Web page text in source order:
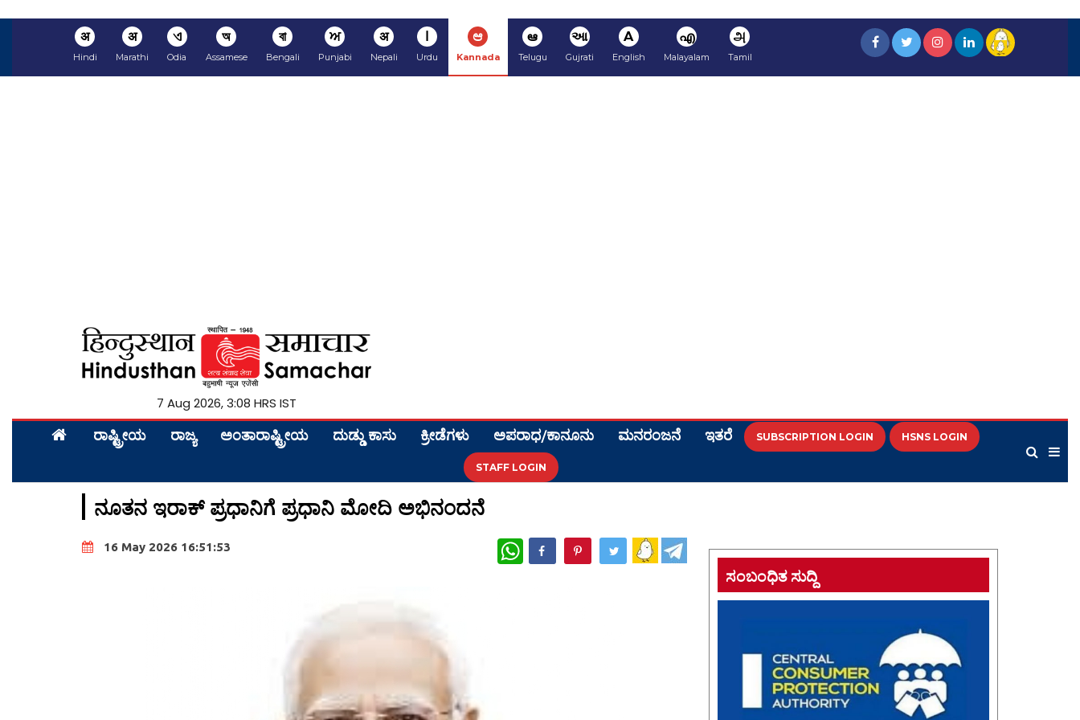
अ
Hindi
अ
Marathi
ଏ
Odia
অ
Assamese
বা
Bengali
ਅ
Punjabi
अ
Nepali
ا
Urdu
ಆ
Kannada
ఆ
Telugu
આ
Gujrati
A
English
എ
Malayalam
அ
Tamil
7 Aug 2026, 3:08 HRS IST
ರಾಷ್ಟ್ರೀಯ ರಾಜ್ಯ ಅಂತಾರಾಷ್ಟ್ರೀಯ ದುಡ್ಡು ಕಾಸು ಕ್ರೀಡೆಗಳು ಅಪರಾಧ/ಕಾನೂನು ಮನರಂಜನೆ ಇತರೆ SUBSCRIPTION LOGIN HSNS LOGIN
STAFF LOGIN
ನೂತನ ಇರಾಕ್ ಪ್ರಧಾನಿಗೆ ಪ್ರಧಾನಿ ಮೋದಿ ಅಭಿನಂದನೆ
16 May 2026 16:51:53 WhatsApp
ಸಂಬಂಧಿತ ಸುದ್ದಿ